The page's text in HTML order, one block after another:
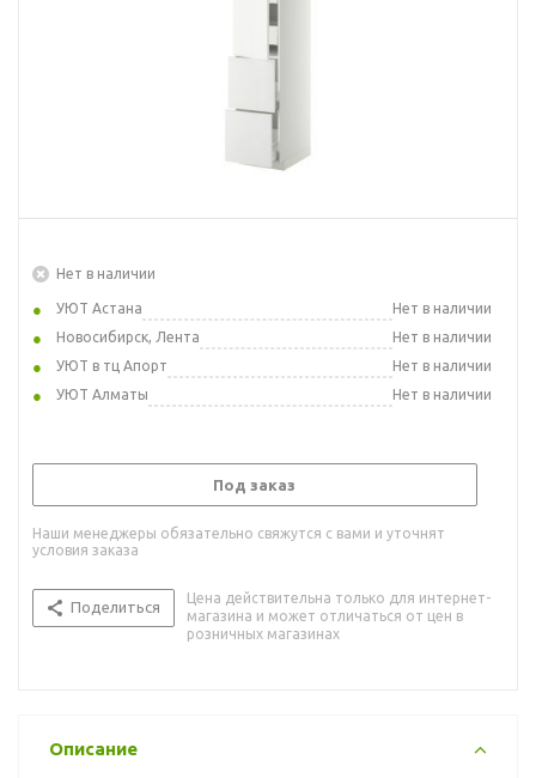
Нет в наличии
УЮТ Астана
Нет в наличии
Новосибирск, Лента
Нет в наличии
УЮТ в тц Апорт
Нет в наличии
УЮТ Алматы
Нет в наличии
Под заказ
Наши менеджеры обязательно свяжутся с вами и уточнят
условия заказа
Поделиться
Цена действительна только для интернет-
магазина и может отличаться от цен в
розничных магазинах
Описание